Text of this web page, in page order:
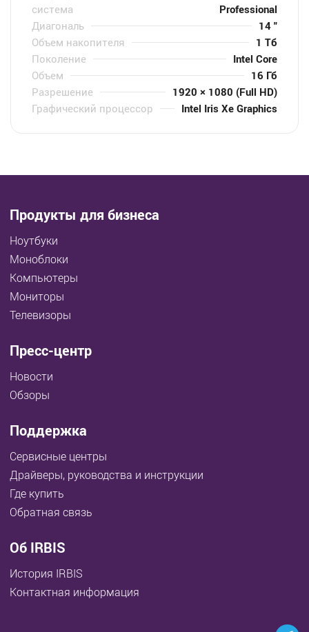
система
Professional
Диагональ
14 "
Объем накопителя
1 Тб
Поколение
Intel Core
Объем
16 Гб
Разрешение
1920 × 1080 (Full HD)
Графический процессор
Intel Iris Xe Graphics
Продукты для бизнеса
Ноутбуки
Моноблоки
Компьютеры
Мониторы
Телевизоры
Пресс-центр
Новости
Обзоры
Поддержка
Сервисные центры
Драйверы, руководства и инструкции
Где купить
Обратная связь
Об IRBIS
История IRBIS
Контактная информация